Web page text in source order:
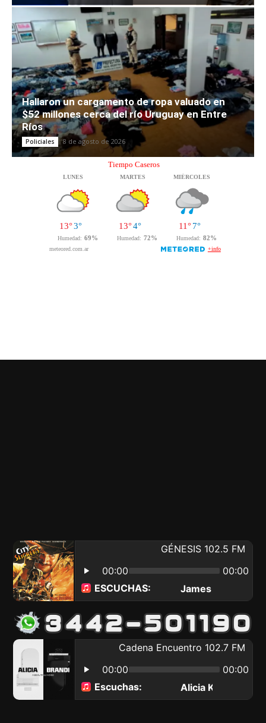
Hallaron un cargamento de ropa valuado en
$52 millones cerca del río Uruguay en Entre
Ríos
Policiales 8 de agosto de 2026